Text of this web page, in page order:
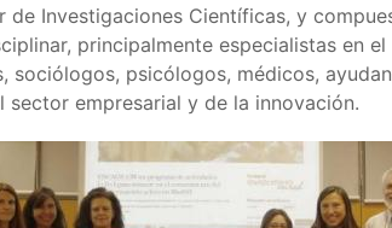
de Investigaciones Científicas, y
principalmente especialistas en
sociólogos, psicólogos, médicos,
sector empresarial y de la innovación.